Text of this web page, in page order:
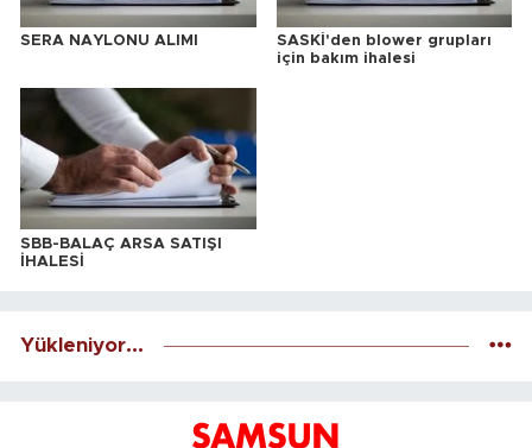
SERA NAYLONU ALIMI
SASKİ'den blower grupları
için bakım ihalesi
SBB-BALAÇ ARSA SATIŞI
İHALESİ
Yükleniyor...